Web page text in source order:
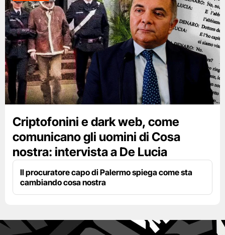
Criptofonini e dark web, come
comunicano gli uomini di Cosa
nostra: intervista a De Lucia
Il procuratore capo di Palermo spiega come sta
cambiando cosa nostra